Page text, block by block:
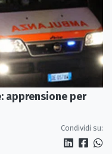
apprensione per
Condividi su: